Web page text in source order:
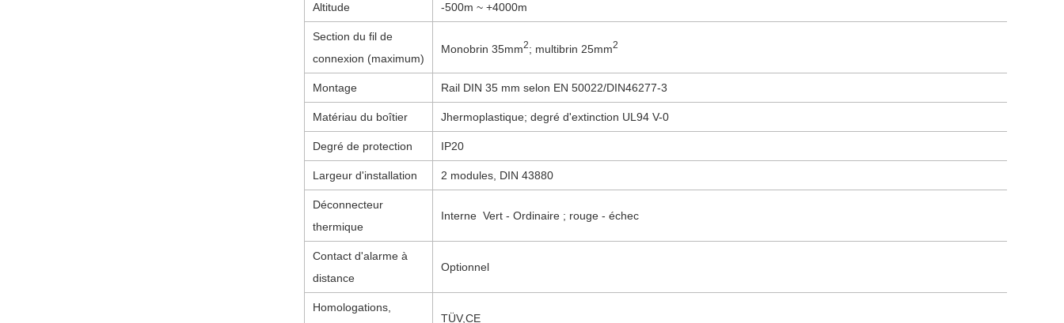
Altitude -500m ~ +4000m
Section du fil de
connexion (maximum)
Monobrin 35mm2; multibrin 25mm2
Montage Rail DIN 35 mm selon EN 50022/DIN46277-3
Matériau du boîtier Jhermoplastique; degré d'extinction UL94 V-0
Degré de protection IP20
Largeur d'installation 2 modules, DIN 43880
Déconnecteur
thermique
Interne Vert - Ordinaire ; rouge - échec
Contact d'alarme à
distance
Optionnel
Homologations,
TÜV,CE